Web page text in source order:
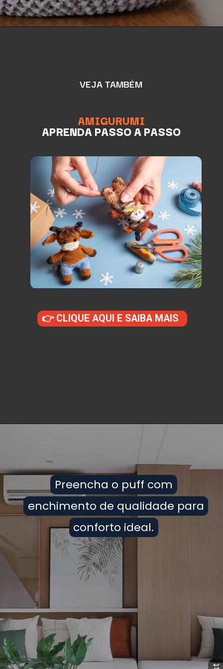
AMIGURUMI
APRENDA PASSO A PASSO
VEJA TAMBÉM
👉 CLIQUE AQUI E SAIBA MAIS
Preencha o puff com
enchimento de qualidade para
conforto ideal.
Preencha o puff com
enchimento de qualidade para
conforto ideal.